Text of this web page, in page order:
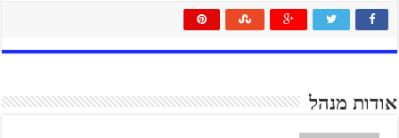
אודות מנהל